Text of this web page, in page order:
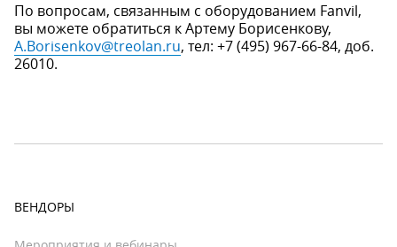
По вопросам, связанным с оборудованием Fanvil,
вы можете обратиться к Артему Борисенкову,
A.Borisenkov@treolan.ru, тел: +7 (495) 967-66-84, доб.
26010.
ВЕНДОРЫ